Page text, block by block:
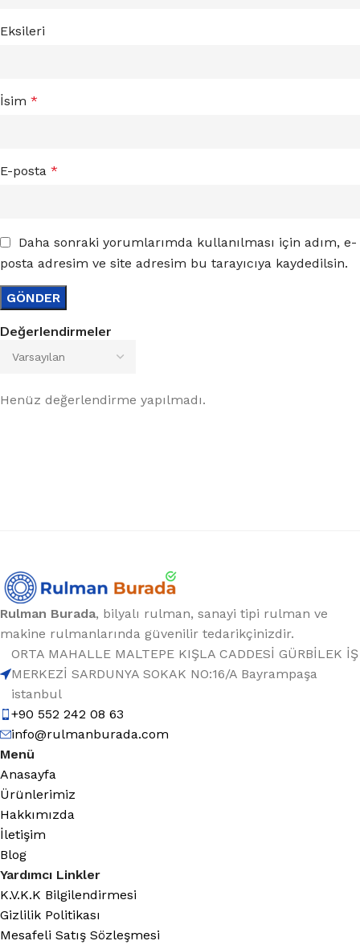
Değerlendirmeler
Henüz değerlendirme yapılmadı.
Eksileri
İsim *
E-posta *
Daha sonraki yorumlarımda kullanılması için adım, e-
posta adresim ve site adresim bu tarayıcıya kaydedilsin.
Rulman Burada, bilyalı rulman, sanayi tipi rulman ve
makine rulmanlarında güvenilir tedarikçinizdir.
ORTA MAHALLE MALTEPE KIŞLA CADDESİ GÜRBİLEK İŞ
MERKEZİ SARDUNYA SOKAK NO:16/A Bayrampaşa
istanbul
+90 552 242 08 63
info@rulmanburada.com
Menü
Anasayfa
Ürünlerimiz
Hakkımızda
İletişim
Blog
Yardımcı Linkler
K.V.K.K Bilgilendirmesi
Gizlilik Politikası
Mesafeli Satış Sözleşmesi